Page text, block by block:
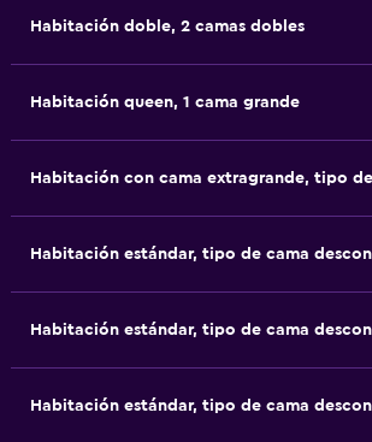
Habitación doble, 2 camas dobles
Habitación queen, 1 cama grande
Habitación con cama extragrande, tipo
Habitación estándar, tipo de cama
Habitación estándar, tipo de cama
Habitación estándar, tipo de cama